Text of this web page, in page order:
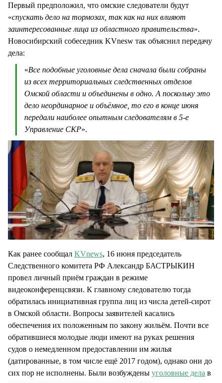
Первый предположил, что омские следователи будут
«спускать дело на тормозах, так как на них влияют
заинтересованные лица из областного правительства».
Новосибирский собеседник KVnesw так объяснил передачу
дела:
«Все подобные уголовные дела сначала были собраны
из всех территориальных следственных отделов
Омской области и объединены в одно. А поскольку это
дело неординарное и объёмное, то его в конце июня
передали наиболее опытным следователям в 5-е
Управление СКР».
Как ранее сообщал KVnews, 16 июня председатель
Следственного комитета РФ Александр БАСТРЫКИН
провел личный приём граждан в режиме
видеоконференцсвязи. К главному следователю тогда
обратилась инициативная группа лиц из числа детей-сирот
в Омской области. Вопросы заявителей касались
обеспечения их положенным по закону жильём. Почти все
обратившиеся молодые люди имеют на руках решения
судов о немедленном предоставлении им жилья
(датированные, в том числе ещё 2017 годом), однако они до
сих пор не исполнены. Были возбуждены уголовные дела в